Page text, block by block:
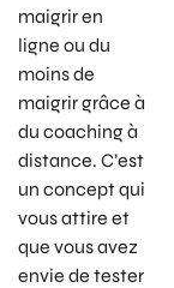
maigrir en
ligne ou du
moins de
maigrir grâce à
du coaching à
distance. C’est
un concept qui
vous attire et
que vous avez
envie de tester